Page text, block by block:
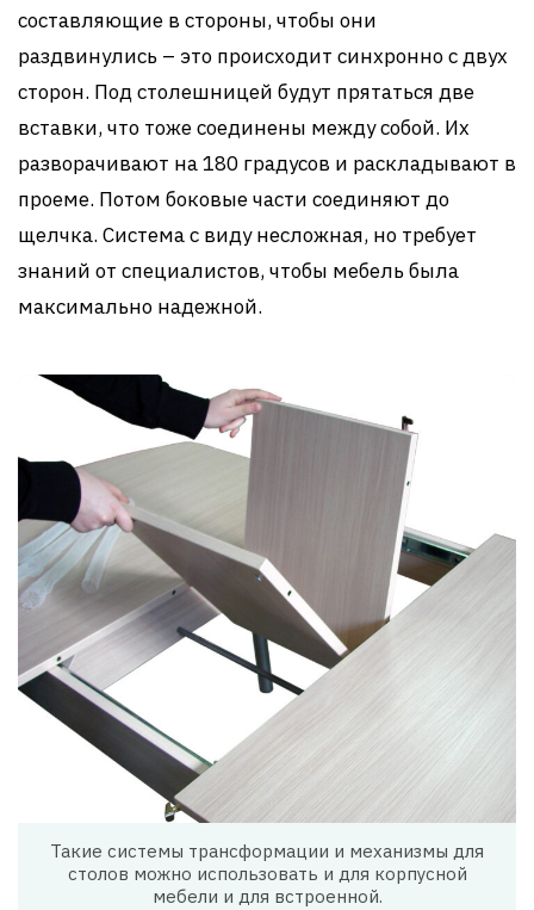
составляющие в стороны, чтобы они
раздвинулись – это происходит синхронно с двух
сторон. Под столешницей будут прятаться две
вставки, что тоже соединены между собой. Их
разворачивают на 180 градусов и раскладывают в
проеме. Потом боковые части соединяют до
щелчка. Система с виду несложная, но требует
знаний от специалистов, чтобы мебель была
максимально надежной.
Такие системы трансформации и механизмы для
столов можно использовать и для корпусной
мебели и для встроенной.